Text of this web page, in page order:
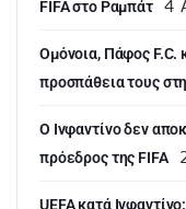
FIFA στο Ραμπάτ
4
Ομόνοια, Πάφος F.C.
προσπάθεια τους
Ο Ινφαντίνο δεν
πρόεδρος της FIFA
UEFA κατά